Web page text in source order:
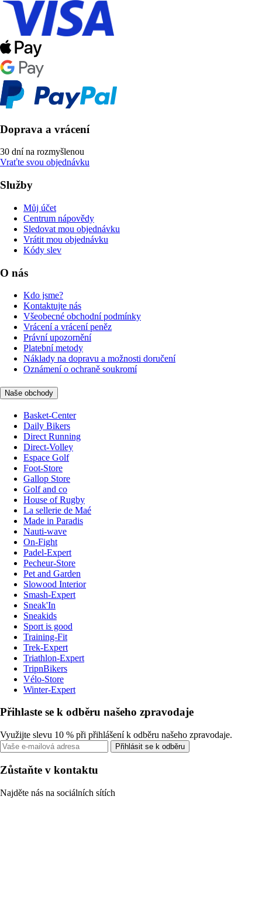
Doprava a vrácení
30 dní na rozmyšlenou
Vraťte svou objednávku
Služby
Můj účet
Centrum nápovědy
Sledovat mou objednávku
Vrátit mou objednávku
Kódy slev
O nás
Kdo jsme?
Kontaktujte nás
Všeobecné obchodní podmínky
Vrácení a vrácení peněz
Právní upozornění
Platební metody
Náklady na dopravu a možnosti doručení
Oznámení o ochraně soukromí
Naše obchody
Basket-Center
Daily Bikers
Direct Running
Direct-Volley
Espace Golf
Foot-Store
Gallop Store
Golf and co
House of Rugby
La sellerie de Maé
Made in Paradis
Nauti-wave
On-Fight
Padel-Expert
Pecheur-Store
Pet and Garden
Slowood Interior
Smash-Expert
Sneak'In
Sneakids
Sport is good
Training-Fit
Trek-Expert
Triathlon-Expert
TripnBikers
Vélo-Store
Winter-Expert
Přihlaste se k odběru našeho zpravodaje
Využijte slevu 10 % při přihlášení k odběru našeho zpravodaje.
Přihlásit se k odběru
Zůstaňte v kontaktu
Najděte nás na sociálních sítích